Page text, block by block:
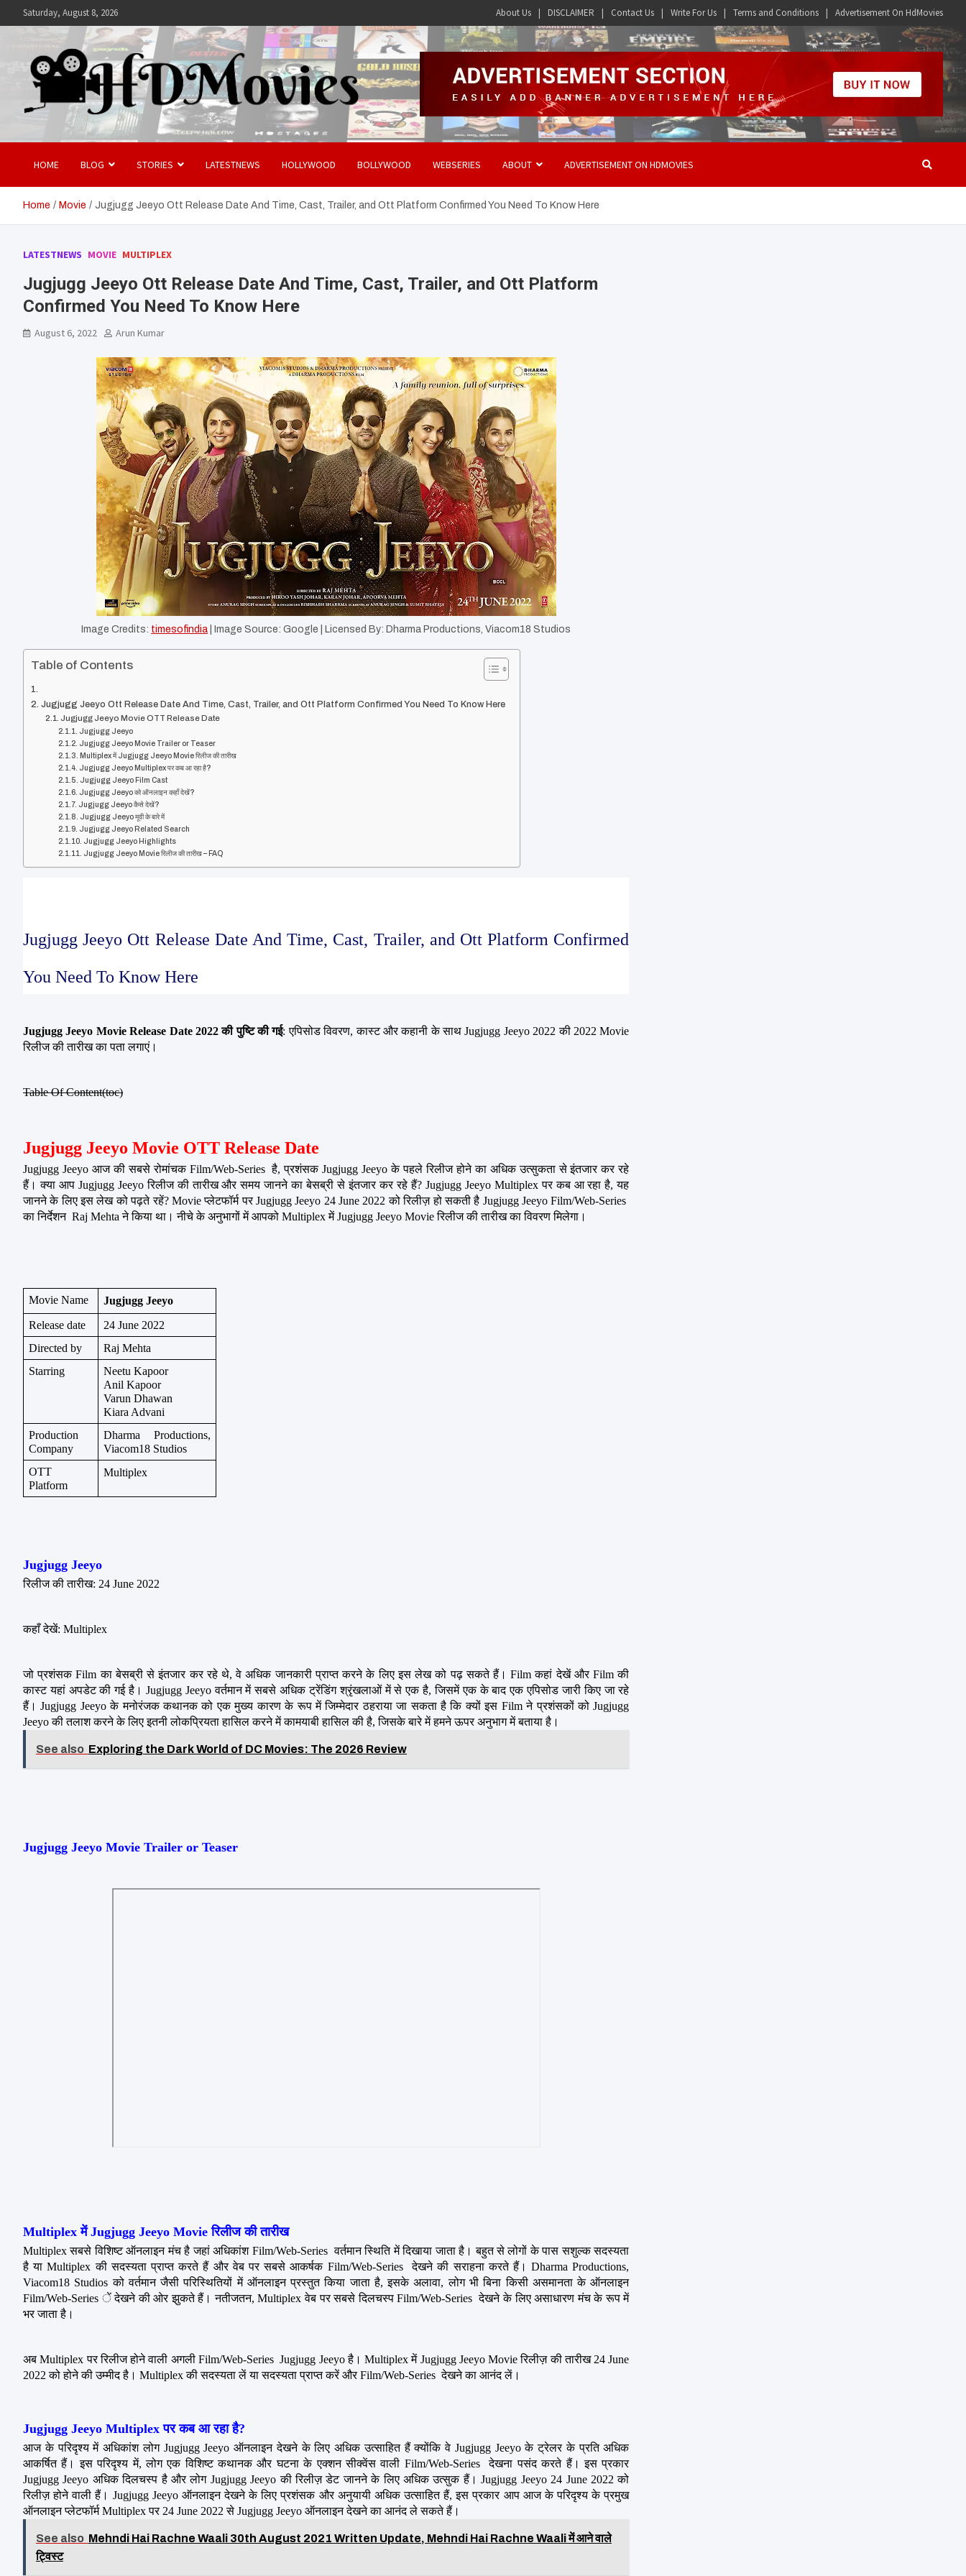
Saturday, August 8, 2026 About Us DISCLAIMER Contact Us Write For Us Terms and Conditions Advertisement On HdMovies
Hdmovies
HOME BLOG STORIES LATESTNEWS HOLLYWOOD BOLLYWOOD WEBSERIES ABOUT ADVERTISEMENT ON HDMOVIES
Home Movie Jugjugg Jeeyo Ott Release Date And Time, Cast, Trailer, and Ott Platform Confirmed You Need To Know Here
LATESTNEWS MOVIE MULTIPLEX
Jugjugg Jeeyo Ott Release Date And Time, Cast, Trailer, and Ott Platform
Confirmed You Need To Know Here
August 6, 2022 Arun Kumar
Image Credits: timesofindia | Image Source: Google | Licensed By: Dharma Productions, Viacom18 Studios
Table of Contents
Jugjugg Jeeyo Ott Release Date And Time, Cast, Trailer, and Ott Platform Confirmed You Need To Know Here
Jugjugg Jeeyo Movie OTT Release Date
Jugjugg Jeeyo
Jugjugg Jeeyo Movie Trailer or Teaser
Multiplex में Jugjugg Jeeyo Movie रिलीज की तारीख
Jugjugg Jeeyo Multiplex पर कब आ रहा है?
Jugjugg Jeeyo Film Cast
Jugjugg Jeeyo को ऑनलाइन कहाँ देखें?
Jugjugg Jeeyo कैसे देखें?
Jugjugg Jeeyo मूवी के बारे में
Jugjugg Jeeyo Related Search
Jugjugg Jeeyo Highlights
Jugjugg Jeeyo Movie रिलीज की तारीख – FAQ
Jugjugg Jeeyo Ott Release Date And Time, Cast, Trailer, and Ott Platform Confirmed
You Need To Know Here
Jugjugg Jeeyo Movie Release Date 2022 की पुष्टि की गई: एपिसोड विवरण, कास्ट और कहानी के साथ Jugjugg Jeeyo 2022 की 2022 Movie
रिलीज की तारीख का पता लगाएं।
Table Of Content(toc)
Jugjugg Jeeyo Movie OTT Release Date
Jugjugg Jeeyo आज की सबसे रोमांचक Film/Web-Series  है, प्रशंसक Jugjugg Jeeyo के पहले रिलीज होने का अधिक उत्सुकता से इंतजार कर रहे
हैं। क्या आप Jugjugg Jeeyo रिलीज की तारीख और समय जानने का बेसब्री से इंतजार कर रहे हैं? Jugjugg Jeeyo Multiplex पर कब आ रहा है, यह
जानने के लिए इस लेख को पढ़ते रहें? Movie प्लेटफॉर्म पर Jugjugg Jeeyo 24 June 2022 को रिलीज़ हो सकती है Jugjugg Jeeyo Film/Web-Series
का निर्देशन  Raj Mehta ने किया था। नीचे के अनुभागों में आपको Multiplex में Jugjugg Jeeyo Movie रिलीज की तारीख का विवरण मिलेगा।
Movie Name
Jugjugg Jeeyo
Release date
24 June 2022
Directed by
Raj Mehta
Starring
Neetu Kapoor
Anil Kapoor
Varun Dhawan
Kiara Advani
Production
Company
Dharma Productions,
Viacom18 Studios
OTT
Platform
Multiplex
Jugjugg Jeeyo
रिलीज की तारीख: 24 June 2022
कहाँ देखें: Multiplex
जो प्रशंसक Film का बेसब्री से इंतजार कर रहे थे, वे अधिक जानकारी प्राप्त करने के लिए इस लेख को पढ़ सकते हैं। Film कहां देखें और Film की
कास्ट यहां अपडेट की गई है। Jugjugg Jeeyo वर्तमान में सबसे अधिक ट्रेंडिंग श्रृंखलाओं में से एक है, जिसमें एक के बाद एक एपिसोड जारी किए जा रहे
हैं। Jugjugg Jeeyo के मनोरंजक कथानक को एक मुख्य कारण के रूप में जिम्मेदार ठहराया जा सकता है कि क्यों इस Film ने प्रशंसकों को Jugjugg
Jeeyo की तलाश करने के लिए इतनी लोकप्रियता हासिल करने में कामयाबी हासिल की है, जिसके बारे में हमने ऊपर अनुभाग में बताया है।
See also Exploring the Dark World of DC Movies: The 2026 Review
Jugjugg Jeeyo Movie Trailer or Teaser
Multiplex में Jugjugg Jeeyo Movie रिलीज की तारीख
Multiplex सबसे विशिष्ट ऑनलाइन मंच है जहां अधिकांश Film/Web-Series  वर्तमान स्थिति में दिखाया जाता है। बहुत से लोगों के पास सशुल्क सदस्यता
है या Multiplex की सदस्यता प्राप्त करते हैं और वेब पर सबसे आकर्षक Film/Web-Series  देखने की सराहना करते हैं। Dharma Productions,
Viacom18 Studios को वर्तमान जैसी परिस्थितियों में ऑनलाइन प्रस्तुत किया जाता है, इसके अलावा, लोग भी बिना किसी असमानता के ऑनलाइन
Film/Web-Series ें देखने की ओर झुकते हैं। नतीजतन, Multiplex वेब पर सबसे दिलचस्प Film/Web-Series  देखने के लिए असाधारण मंच के रूप में
भर जाता है।
अब Multiplex पर रिलीज होने वाली अगली Film/Web-Series  Jugjugg Jeeyo है। Multiplex में Jugjugg Jeeyo Movie रिलीज़ की तारीख 24 June
2022 को होने की उम्मीद है। Multiplex की सदस्यता लें या सदस्यता प्राप्त करें और Film/Web-Series  देखने का आनंद लें।
Jugjugg Jeeyo Multiplex पर कब आ रहा है?
आज के परिदृश्य में अधिकांश लोग Jugjugg Jeeyo ऑनलाइन देखने के लिए अधिक उत्साहित हैं क्योंकि वे Jugjugg Jeeyo के ट्रेलर के प्रति अधिक
आकर्षित हैं। इस परिदृश्य में, लोग एक विशिष्ट कथानक और घटना के एक्शन सीक्वेंस वाली Film/Web-Series  देखना पसंद करते हैं। इस प्रकार
Jugjugg Jeeyo अधिक दिलचस्प है और लोग Jugjugg Jeeyo की रिलीज़ डेट जानने के लिए अधिक उत्सुक हैं। Jugjugg Jeeyo 24 June 2022 को
रिलीज़ होने वाली हैं। Jugjugg Jeeyo ऑनलाइन देखने के लिए प्रशंसक और अनुयायी अधिक उत्साहित हैं, इस प्रकार आप आज के परिदृश्य के प्रमुख
ऑनलाइन प्लेटफॉर्म Multiplex पर 24 June 2022 से Jugjugg Jeeyo ऑनलाइन देखने का आनंद ले सकते हैं।
See also Mehndi Hai Rachne Waali 30th August 2021 Written Update, Mehndi Hai Rachne Waali में आने वाले
ट्विस्ट